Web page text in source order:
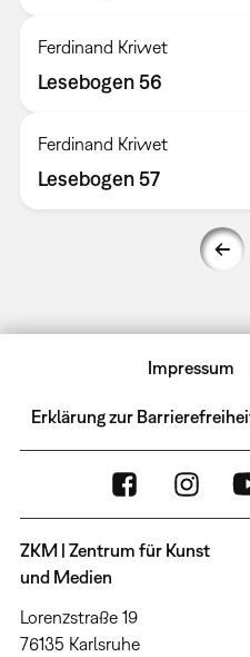
Ferdinand Kriwet
Lesebogen 56
Ferdinand Kriwet
Lesebogen 57
Impressum
Erklärung zur
ZKM | Zentrum für Kunst
und Medien
Lorenzstraße 19
76135 Karlsruhe